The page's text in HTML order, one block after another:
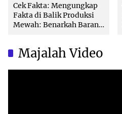
Cek Fakta: Mengungkap
Fakta di Balik Produksi
Mewah: Benarkah Barang
Majalah Video